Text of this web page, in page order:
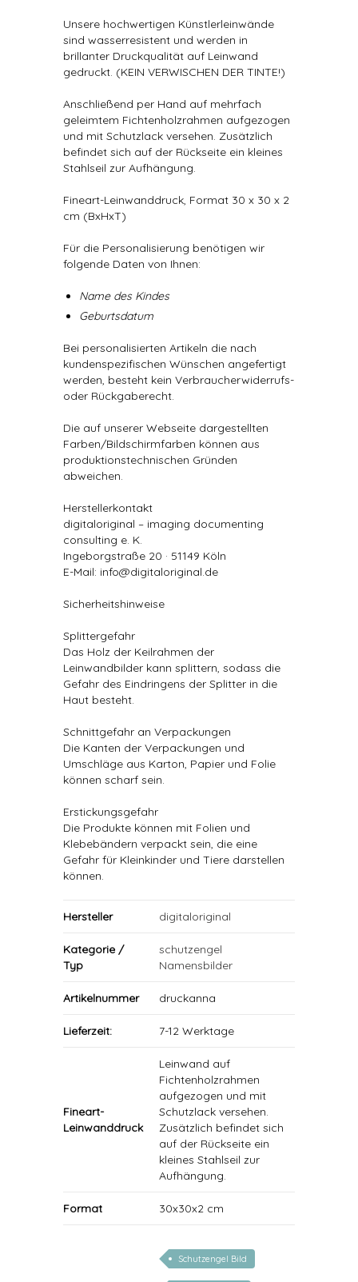
Unsere hochwertigen Künstlerleinwände
sind wasserresistent und werden in
brillanter Druckqualität auf Leinwand
gedruckt. (KEIN VERWISCHEN DER TINTE!)
Anschließend per Hand auf mehrfach
geleimtem Fichtenholzrahmen aufgezogen
und mit Schutzlack versehen. Zusätzlich
befindet sich auf der Rückseite ein kleines
Stahlseil zur Aufhängung.
Fineart-Leinwanddruck, Format 30 x 30 x 2
cm (BxHxT)
Für die Personalisierung benötigen wir
folgende Daten von Ihnen:
Name des Kindes
Geburtsdatum
Bei personalisierten Artikeln die nach
kundenspezifischen Wünschen angefertigt
werden, besteht kein Verbraucherwiderrufs-
oder Rückgaberecht.
Die auf unserer Webseite dargestellten
Farben/Bildschirmfarben können aus
produktionstechnischen Gründen
abweichen.
Herstellerkontakt
digitaloriginal – imaging documenting
consulting e. K.
Ingeborgstraße 20 · 51149 Köln
E-Mail: info@digitaloriginal.de
Sicherheitshinweise
Splittergefahr
Das Holz der Keilrahmen der
Leinwandbilder kann splittern, sodass die
Gefahr des Eindringens der Splitter in die
Haut besteht.
Schnittgefahr an Verpackungen
Die Kanten der Verpackungen und
Umschläge aus Karton, Papier und Folie
können scharf sein.
Erstickungsgefahr
Die Produkte können mit Folien und
Klebebändern verpackt sein, die eine
Gefahr für Kleinkinder und Tiere darstellen
können.
Hersteller digitaloriginal
Kategorie /
Typ
schutzengel
Namensbilder
Artikelnummer druckanna
Lieferzeit: 7-12 Werktage
Fineart-
Leinwanddruck
Leinwand auf
Fichtenholzrahmen
aufgezogen und mit
Schutzlack versehen.
Zusätzlich befindet sich
auf der Rückseite ein
kleines Stahlseil zur
Aufhängung.
Format 30x30x2 cm
Schutzengel Bild